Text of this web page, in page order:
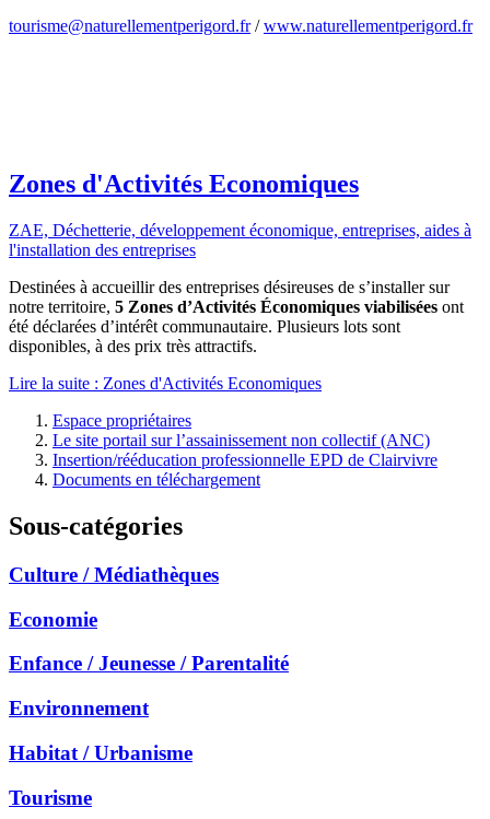
tourisme@naturellementperigord.fr/www.naturellementperigord.fr
Zones d'Activités Economiques
ZAE, Déchetterie, développement économique, entreprises, aides à
l'installation des entreprises
Destinées à accueillir des entreprises désireuses de s’installer sur
notre territoire, 5 Zones d’Activités Économiques viabilisées ont
été déclarées d’intérêt communautaire. Plusieurs lots sont
disponibles, à des prix très attractifs.
Lire la suite : Zones d'Activités Economiques
Espace propriétaires
Le site portail sur l’assainissement non collectif (ANC)
Insertion/rééducation professionnelle EPD de Clairvivre
Documents en téléchargement
Sous-catégories
Culture / Médiathèques
Economie
Enfance / Jeunesse / Parentalité
Environnement
Habitat / Urbanisme
Tourisme